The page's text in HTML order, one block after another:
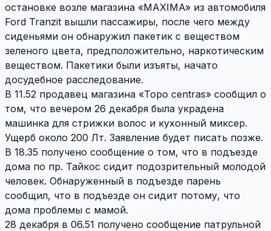
остановке возле магазина «MAXIMA» из автомобиля
Ford Tranzit вышли пассажиры, после чего между
сиденьями он обнаружил пакетик с веществом
зеленого цвета, предположительно, наркотическим
веществом. Пакетики были изъяты, начато
досудебное расследование.
В 11.52 продавец магазина «Topo centras» сообщил о
том, что вечером 26 декабря была украдена
машинка для стрижки волос и кухонный миксер.
Ущерб около 200 Лт. Заявление будет писать позже.
В 18.35 получено сообщение о том, что в подъезде
дома по пр. Тайкос сидит подозрительный молодой
человек. Обнаруженный в подъезде парень
сообщил, что в подъезде он сидит потому, что
дома проблемы с мамой.
28 декабря в 06.51 получено сообщение патрульной